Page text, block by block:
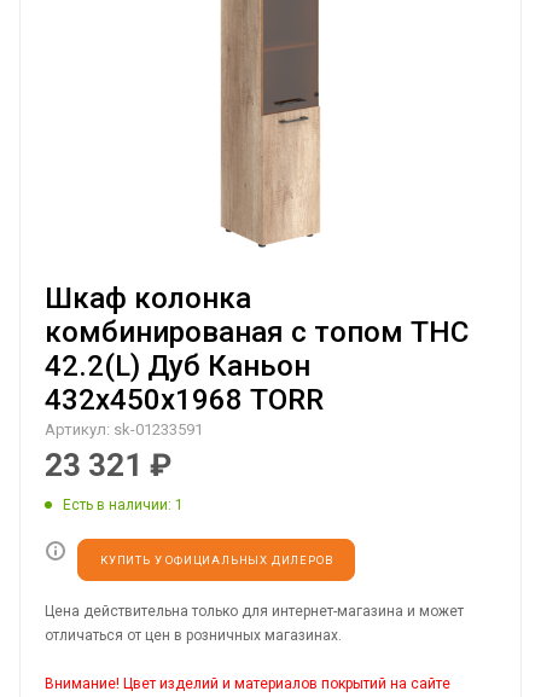
Шкаф колонка
комбинированая с топом THC
42.2(L) Дуб Каньон
432х450х1968 TORR
Артикул: sk-01233591
23 321 ₽
Есть в наличии: 1
КУПИТЬ У ОФИЦИАЛЬНЫХ ДИЛЕРОВ
Цена действительна только для интернет-магазина и может
отличаться от цен в розничных магазинах.
Внимание! Цвет изделий и материалов покрытий на сайте